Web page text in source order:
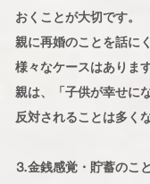
おくことが大切です。
親に再婚のことを話に
様々なケースはあります
親は、「子供が幸せに
反対されることは多く
⒊金銭感覚・貯蓄のこと